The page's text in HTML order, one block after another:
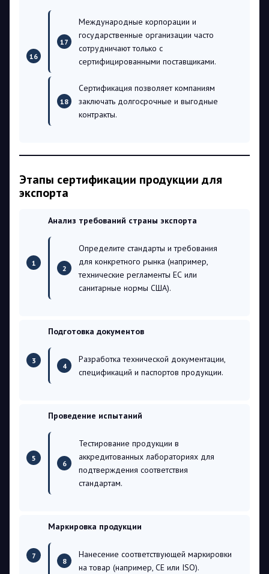
Международные корпорации и
государственные организации часто
сотрудничают только с
сертифицированными поставщиками.
Сертификация позволяет компаниям
заключать долгосрочные и выгодные
контракты.
Этапы сертификации продукции для
экспорта
Анализ требований страны экспорта
Определите стандарты и требования
для конкретного рынка (например,
технические регламенты ЕС или
санитарные нормы США).
Подготовка документов
Разработка технической документации,
спецификаций и паспортов продукции.
Проведение испытаний
Тестирование продукции в
аккредитованных лабораториях для
подтверждения соответствия
стандартам.
Маркировка продукции
Нанесение соответствующей маркировки
на товар (например, CE или ISO).